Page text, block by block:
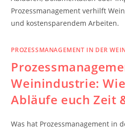
Prozessmanagement verhilft
und kostensparendem Arbeiten.
PROZESSMANAGEMENT IN DER
Weinindustrie:
Abläufe euch Zeit
Was hat Prozessmanagement in